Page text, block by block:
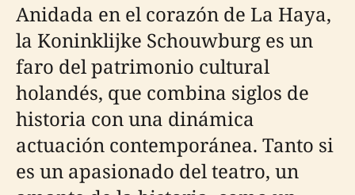
Anidada en el corazón de La Haya,
la Koninklijke Schouwburg es un
faro del patrimonio cultural
holandés, que combina siglos de
historia con una dinámica
actuación contemporánea. Tanto si
es un apasionado del teatro, un